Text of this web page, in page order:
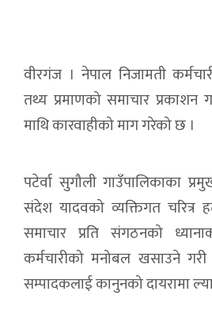
वीरगंज । नेपाल निजामती
तथ्य प्रमाणको समाचार प्रकाशन
माथि कारवाहीको माग गरेको छ ।
पटेर्वा सुगौली गाउँपालिकाका
संदेश यादवको व्यक्तिगत चरित्र
समाचार प्रति संगठनको
कर्मचारीको मनोबल खसाउने गरी
सम्पादकलाई कानुनको दायरामा